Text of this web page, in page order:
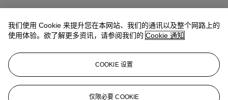
地址
9 Avenue Matignon
我们使用 Cookie 来提升您在本网站、我们的通讯以及整个网路上的
使用体验。欲了解更多资讯，请参阅我们的 Cookie 通知
COOKIE 设置
仅限必要 COOKIE